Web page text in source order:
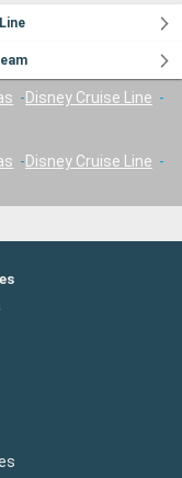
Disney Cruise Line
Disney Cruise Line